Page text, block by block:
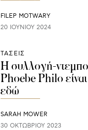
FILEP MOTWARY
20 ΙΟΥΝΊΟΥ 2024
ΤΑΣΕΙΣ
Η συλλογή-
Phoebe Philo
εδώ
SARAH MOWER
30 ΟΚΤΩΒΡΊΟΥ 2023